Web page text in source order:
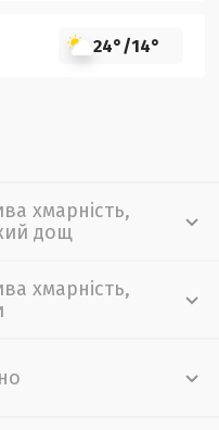
24°/14°
хмарність,
дощ
хмарність,